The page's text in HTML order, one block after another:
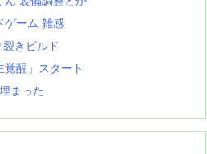
ゲーム 雑感
きビルド
醒」スタート
まった